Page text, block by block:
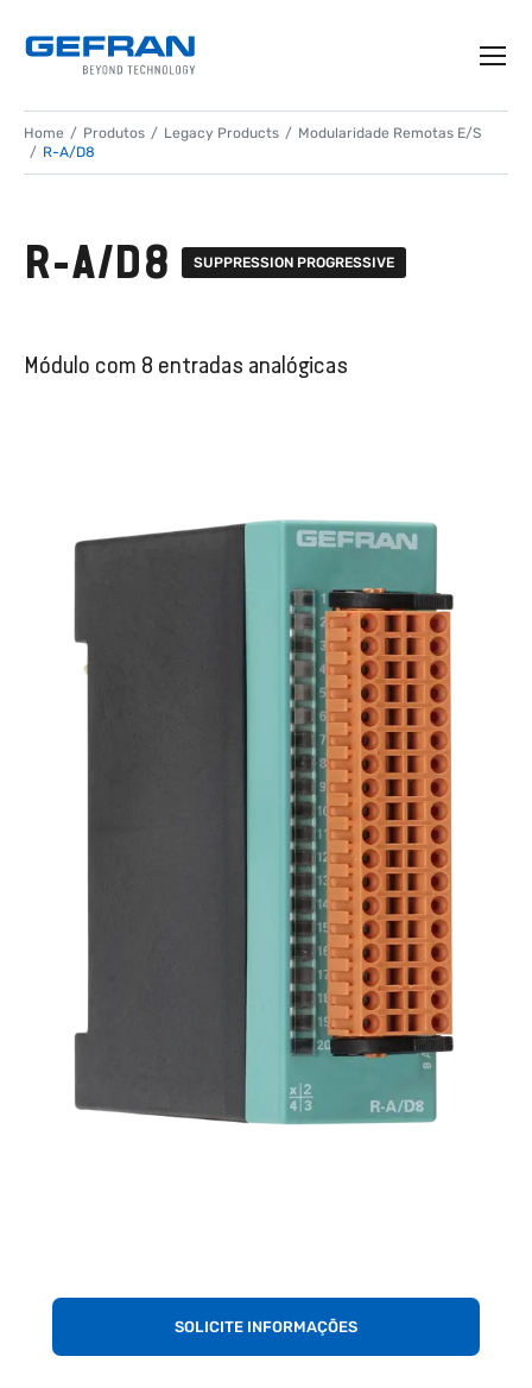
Home Produtos Legacy Products
Modularidade Remotas E/S
R-A/D8
R-A/D8 SUPPRESSION PROGRESSIVE
Módulo com 8 entradas analógicas
SOLICITE INFORMAÇÕES